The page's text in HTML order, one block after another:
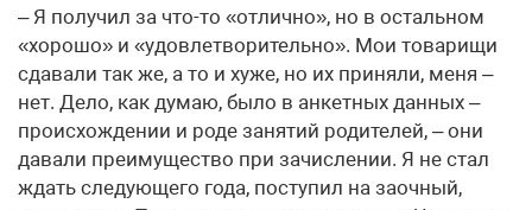
– Я получил за что-то «отлично», но в остальном
«хорошо» и «удовлетворительно». Мои товарищи
сдавали так же, а то и хуже, но их приняли, меня –
нет. Дело, как думаю, было в анкетных данных –
происхождении и роде занятий родителей, – они
давали преимущество при зачислении. Я не стал
ждать следующего года, поступил на заочный,